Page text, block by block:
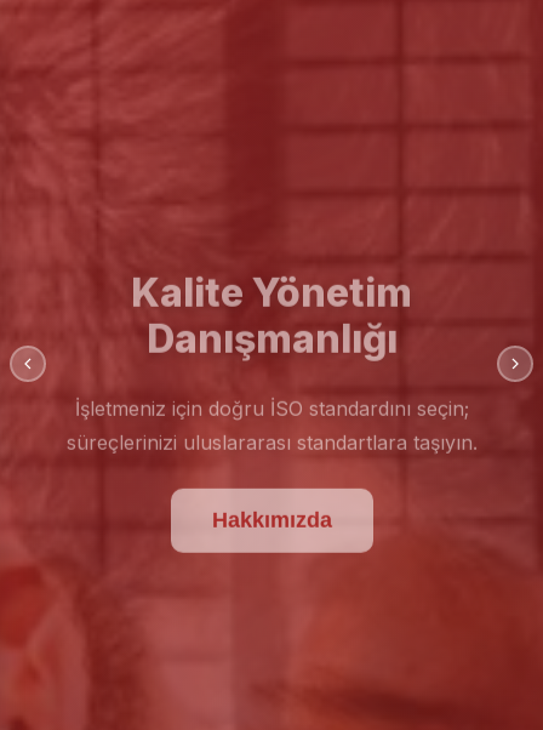
Kalite Yönetim
Danışmanlığı
İşletmeniz için doğru İSO standardını seçin;
süreçlerinizi uluslararası standartlara taşıyın.